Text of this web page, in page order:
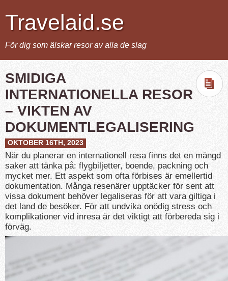
Travelaid.se
För dig som älskar resor av alla de slag
SMIDIGA
INTERNATIONELLA RESOR
– VIKTEN AV
DOKUMENTLEGALISERING
OKTOBER 16TH, 2023
När du planerar en internationell resa finns det en mängd
saker att tänka på: flygbiljetter, boende, packning och
mycket mer. Ett aspekt som ofta förbises är emellertid
dokumentation. Många resenärer upptäcker för sent att
vissa dokument behöver legaliseras för att vara giltiga i
det land de besöker. För att undvika onödig stress och
komplikationer vid inresa är det viktigt att förbereda sig i
förväg.